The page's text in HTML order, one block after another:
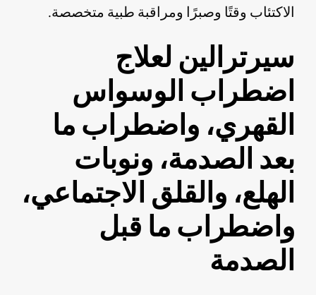
الاكتئاب وقتًا وصبرًا ومراقبة طبية متخصصة.
سيرترالين لعلاج
اضطراب الوسواس
القهري، واضطراب ما
بعد الصدمة، ونوبات
الهلع، والقلق الاجتماعي،
واضطراب ما قبل
الصدمة